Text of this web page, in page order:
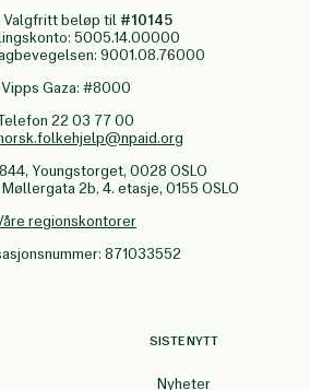
Valgfritt beløp til #10145
5005.14.00000
9001.08.76000
Vipps Gaza: #8000
22 03 77 00
Youngstorget, 0028 OSLO
2b, 4. etasje, 0155 OSLO
regionskontorer
871033552
SISTE NYTT
Nyheter